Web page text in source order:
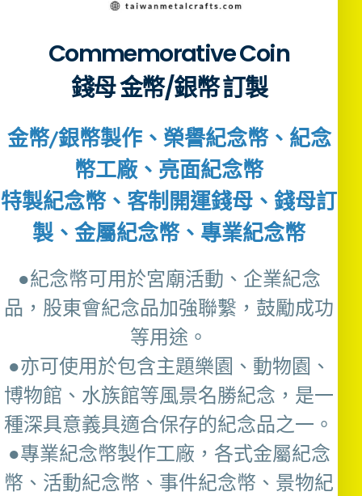
Commemorative Coin
錢母 金幣/銀幣 訂製
金幣/銀幣製作、榮譽紀念幣、紀念
幣工廠、亮面紀念幣
特製紀念幣、客制開運錢母、錢母訂
製、金屬紀念幣、專業紀念幣
●紀念幣可用於宮廟活動、企業紀念
品，股東會紀念品加強聯繫，鼓勵成功
等用途。
●亦可使用於包含主題樂園、動物園、
博物館、水族館等風景名勝紀念，是一
種深具意義具適合保存的紀念品之一。
●專業紀念幣製作工廠，各式金屬紀念
幣、活動紀念幣、事件紀念幣、景物紀